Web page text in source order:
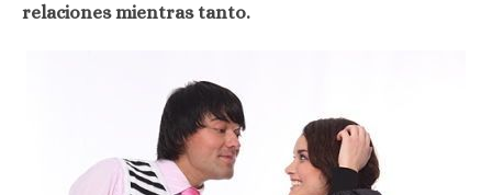
relaciones mientras tanto.